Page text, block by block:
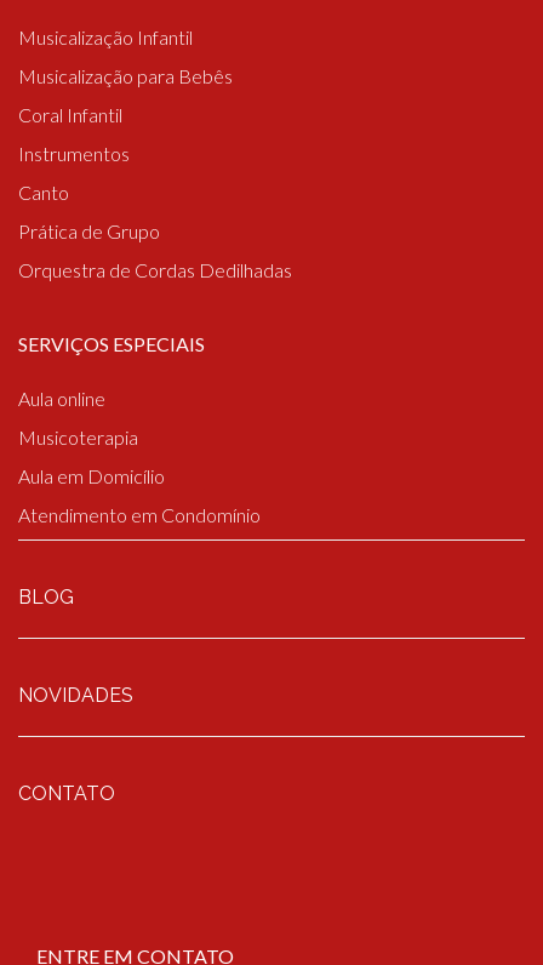
Musicalização Infantil
Musicalização para Bebês
Coral Infantil
Instrumentos
Canto
Prática de Grupo
Orquestra de Cordas Dedilhadas
SERVIÇOS ESPECIAIS
Aula online
Musicoterapia
Aula em Domicílio
Atendimento em Condomínio
BLOG
NOVIDADES
CONTATO
ENTRE EM CONTATO